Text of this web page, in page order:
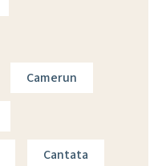
Camerun
Cantata